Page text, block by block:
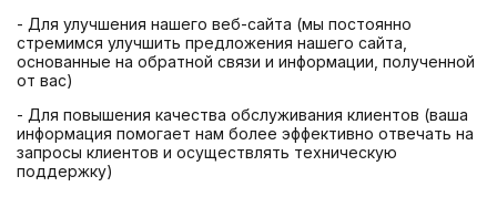
- Для улучшения нашего веб-сайта (мы постоянно
стремимся улучшить предложения нашего сайта,
основанные на обратной связи и информации, полученной
от вас)
- Для повышения качества обслуживания клиентов (ваша
информация помогает нам более эффективно отвечать на
запросы клиентов и осуществлять техническую
поддержку)